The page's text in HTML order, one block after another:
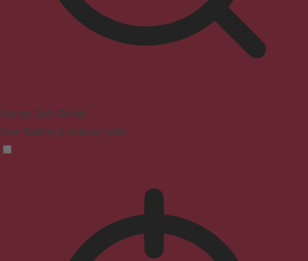
Seizure Safe Profile
Clear flashes & reduces color